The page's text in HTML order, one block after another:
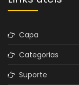
Capa
Categorias
Suporte